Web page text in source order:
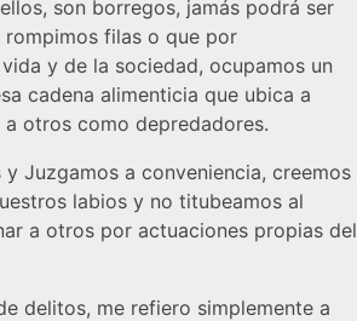
son borregos, jamás podrá ser
rompimos filas o que por
y de la sociedad, ocupamos un
cadena alimenticia que ubica a
otros como depredadores.
y Juzgamos a conveniencia, creemos
labios y no titubeamos al
a otros por actuaciones propias del
delitos, me refiero simplemente a